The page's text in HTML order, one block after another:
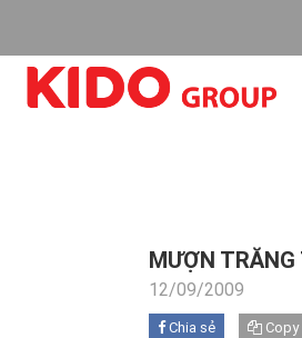
MƯỢN TRĂNG
12/09/2009
Chia sẻ Copy